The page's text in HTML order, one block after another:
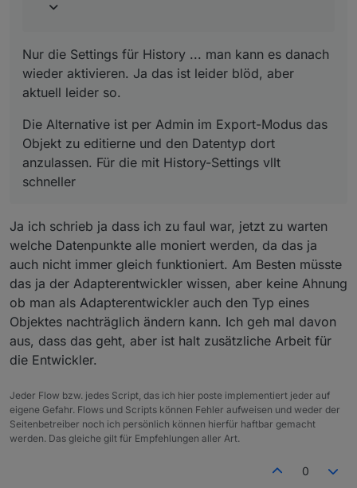
Nur die Settings für History ... man kann es danach
wieder aktivieren. Ja das ist leider blöd, aber
aktuell leider so.
Die Alternative ist per Admin im Export-Modus das
Objekt zu editierne und den Datentyp dort
anzulassen. Für die mit History-Settings vllt
schneller
Ja ich schrieb ja dass ich zu faul war, jetzt zu warten
welche Datenpunkte alle moniert werden, da das ja
auch nicht immer gleich funktioniert. Am Besten müsste
das ja der Adapterentwickler wissen, aber keine Ahnung
ob man als Adapterentwickler auch den Typ eines
Objektes nachträglich ändern kann. Ich geh mal davon
aus, dass das geht, aber ist halt zusätzliche Arbeit für
die Entwickler.
Jeder Flow bzw. jedes Script, das ich hier poste implementiert jeder auf
eigene Gefahr. Flows und Scripts können Fehler aufweisen und weder der
Seitenbetreiber noch ich persönlich können hierfür haftbar gemacht
werden. Das gleiche gilt für Empfehlungen aller Art.
0